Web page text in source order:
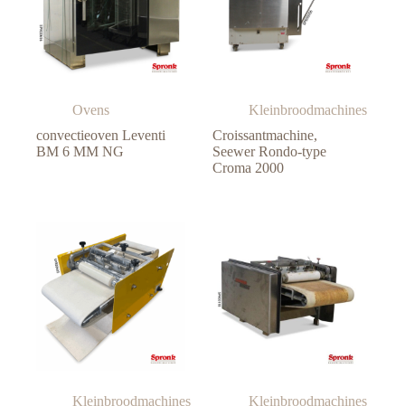
Ovens
convectieoven Leventi
BM 6 MM NG
Kleinbroodmachines
Croissantmachine,
Seewer Rondo-type
Croma 2000
Kleinbroodmachines
Kleinbroodmachines